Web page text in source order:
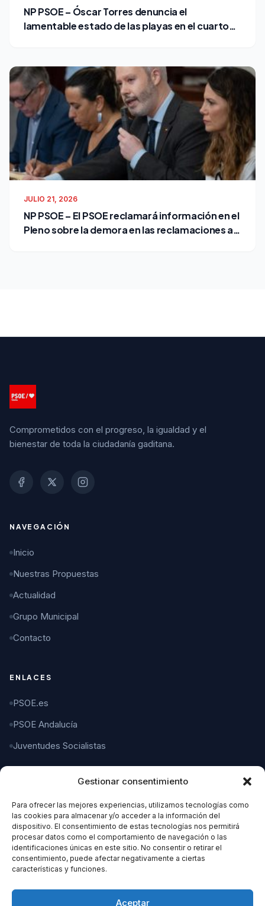
Gestionar consentimiento
Para ofrecer las mejores experiencias, utilizamos tecnologías como
las cookies para almacenar y/o acceder a la información del
dispositivo. El consentimiento de estas tecnologías nos permitirá
procesar datos como el comportamiento de navegación o las
identificaciones únicas en este sitio. No consentir o retirar el
consentimiento, puede afectar negativamente a ciertas
características y funciones.
Aceptar
NP PSOE – Óscar Torres denuncia el
lamentable estado de las playas en el cuarto
JULIO 21, 2026
NP PSOE – El PSOE reclamará información en el
Pleno sobre la demora en las reclamaciones al
Comprometidos con el progreso, la igualdad y el
bienestar de toda la ciudadanía gaditana.
NAVEGACIÓN
Inicio
Nuestras Propuestas
Actualidad
Grupo Municipal
Contacto
ENLACES
PSOE.es
PSOE Andalucía
Juventudes Socialistas
C/ Gaspar del Pino, 4
11004 Cádiz
956 21 21 21